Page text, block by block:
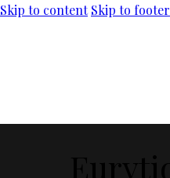
Skip to content Skip to footer